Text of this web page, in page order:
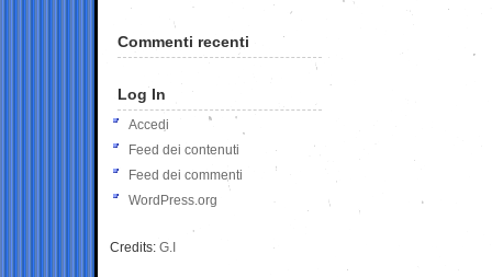
Commenti recenti
Log In
Accedi
Feed dei contenuti
Feed dei commenti
WordPress.org
Credits: G.I